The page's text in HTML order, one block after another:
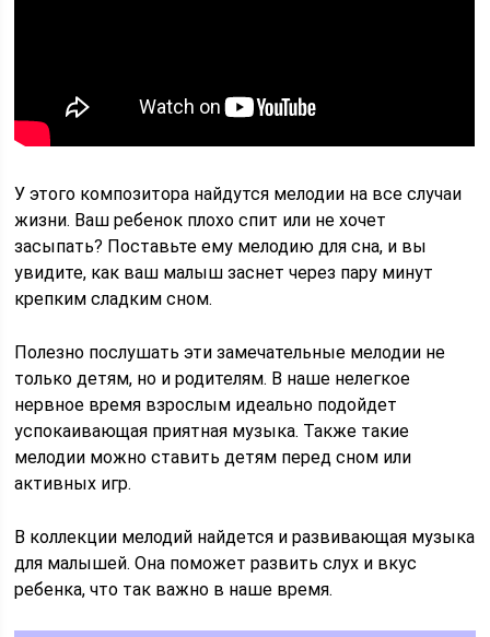
У этого композитора найдутся мелодии на все случаи
жизни. Ваш ребенок плохо спит или не хочет
засыпать? Поставьте ему мелодию для сна, и вы
увидите, как ваш малыш заснет через пару минут
крепким сладким сном.
Полезно послушать эти замечательные мелодии не
только детям, но и родителям. В наше нелегкое
нервное время взрослым идеально подойдет
успокаивающая приятная музыка. Также такие
мелодии можно ставить детям перед сном или
активных игр.
В коллекции мелодий найдется и развивающая музыка
для малышей. Она поможет развить слух и вкус
ребенка, что так важно в наше время.